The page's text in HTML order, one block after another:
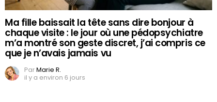
Ma fille baissait la tête sans dire bonjour à
chaque visite : le jour où une pédopsychiatre
m’a montré son geste discret, j’ai compris ce
que je n’avais jamais vu
ParMarie R.
il y a environ 6 jours